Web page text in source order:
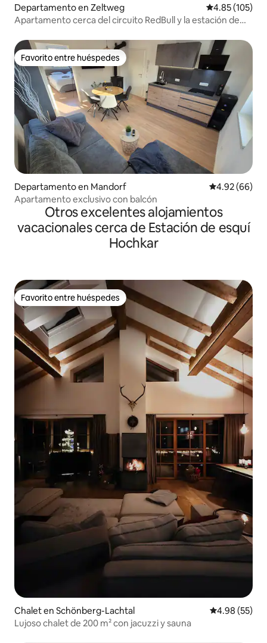
Departamento en Zeltweg Calificación
4.85 (105)
Apartamento cerca del circuito RedBull y la estación de
Favorito entre huéspedes
Favorito entre huéspedes
Departamento en Mandorf Calificación
4.92 (66)
Apartamento exclusivo con balcón
Otros excelentes alojamientos
vacacionales cerca de Estación de esquí
Hochkar
Favorito entre huéspedes
Favorito entre huéspedes
Chalet en Schönberg-Lachtal Calificación
4.98 (55)
Lujoso chalet de 200 m² con jacuzzi y sauna